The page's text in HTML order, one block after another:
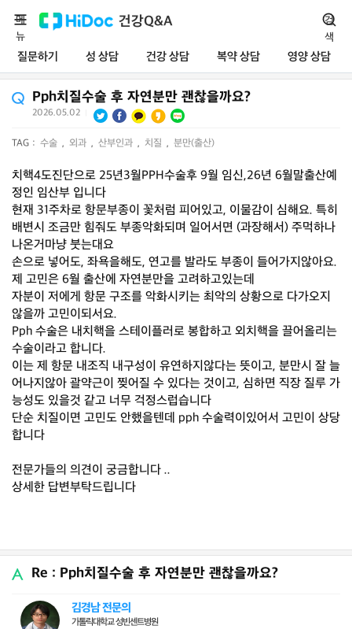
건강Q&A
질문하기 성 상담 건강 상담 복약 상담 영양 상담
메
뉴
검
색
Pph치질수술 후 자연분만 괜찮을까요?
2026.05.02
TAG : 수술 , 외과 , 산부인과 , 치질 , 분만(출산)
치핵4도진단으로 25년3월PPH수술후 9월 임신,26년 6월말출산예
정인 임산부 입니다
현재 31주차로 항문부종이 꽃처럼 피어있고, 이물감이 심해요. 특히
배변시 조금만 힘줘도 부종악화되며 일어서면 (과장해서) 주먹하나
나온거마냥 붓는대요
손으로 넣어도, 좌욕을해도, 연고를 발라도 부종이 들어가지않아요.
제 고민은 6월 출산에 자연분만을 고려하고있는데
자분이 저에게 항문 구조를 악화시키는 최악의 상황으로 다가오지
않을까 고민이되서요.
Pph 수술은 내치핵을 스테이플러로 봉합하고 외치핵을 끌어올리는
수술이라고 합니다.
이는 제 항문 내조직 내구성이 유연하지않다는 뜻이고, 분만시 잘 늘
어나지않아 괄약근이 찢어질 수 있다는 것이고, 심하면 직장 질루 가
능성도 있을것 같고 너무 걱정스럽습니다
단순 치질이면 고민도 안했을텐데 pph 수술력이있어서 고민이 상당
합니다
전문가들의 의견이 궁금합니다 ..
상세한 답변부탁드립니다
Re : Pph치질수술 후 자연분만 괜찮을까요?
김경남 전문의
가톨릭대학교 성빈센트병원